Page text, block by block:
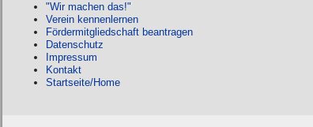
"Wir machen das!"
Verein kennenlernen
Fördermitgliedschaft beantragen
Datenschutz
Impressum
Kontakt
Startseite/Home